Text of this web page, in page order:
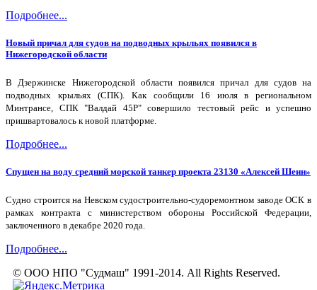
Подробнее...
Новый причал для судов на подводных крыльях появился в
Нижегородской области
В Дзержинске Нижегородской области появился причал для судов на
подводных крыльях (СПК). Как сообщили 16 июля в региональном
Минтрансе, СПК "Валдай 45Р" совершило тестовый рейс и успешно
пришвартовалось к новой платформе.
Подробнее...
Спущен на воду средний морской танкер проекта 23130 «Алексей Шеин»
Судно строится на Невском судостроительно-судоремонтном заводе ОСК в
рамках контракта с министерством обороны Российской Федерации,
заключенного в декабре 2020 года.
Подробнее...
© ООО НПО "Судмаш" 1991-2014. All Rights Reserved.